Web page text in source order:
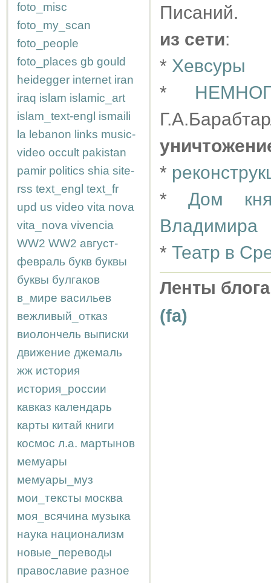
foto_misc
foto_my_scan
foto_people
foto_places gb gould
heidegger internet iran
iraq islam islamic_art
islam_text-engl ismaili
la lebanon links music-
video occult pakistan
pamir politics shia site-
rss text_engl text_fr
upd us video vita nova
vita_nova vivencia
WW2 WW2 август-
февраль букв буквы
буквы булгаков
в_мире васильев
вежливый_отказ
виолончель выписки
движение джемаль
жж история
история_россии
кавказ календарь
карты китай книги
космос л.а. мартынов
мемуары
мемуары_муз
мои_тексты москва
моя_всячина музыка
наука национализм
новые_переводы
православие разное
Писаний.
из сети:
* Хевсуры
*
*
* Дом
Владимира
* Театр в
Ленты
(fa)